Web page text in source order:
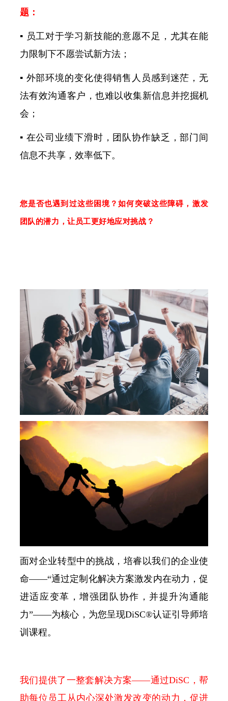
题：
▪ 员工对于学习新技能的意愿不足，尤其在能
力限制下不愿尝试新方法；
▪ 外部环境的变化使得销售人员感到迷茫，无
法有效沟通客户，也难以收集新信息并挖掘机
会；
▪ 在公司业绩下滑时，团队协作缺乏，部门间
信息不共享，效率低下。
您是否也遇到过这些困境？如何突破这些障碍，激发
团队的潜力，让员工更好地应对挑战？
面对企业转型中的挑战，培睿以我们的企业使
命——“通过定制化解决方案激发内在动力，促
进适应变革，增强团队协作，并提升沟通能
力”——为核心，为您呈现DiSC®认证引导师培
训课程。
我们提供了一整套解决方案——通过DiSC，帮
助每位员工从内心深处激发改变的动力，促进